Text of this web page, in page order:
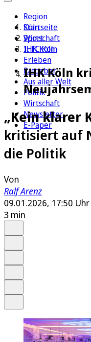
Region
Köln
Sport
1. FC Köln
Erleben
Ratgeber
Aus aller Welt
Politik
Wirtschaft
Newsletter
E-Paper
Startseite
Wirtschaft
IHK Köln
IHK Köln
„Kein klarer
kritisiert auf
die Politik
Von
Ralf Arenz
09.01.2026, 17:50 Uhr
3 min